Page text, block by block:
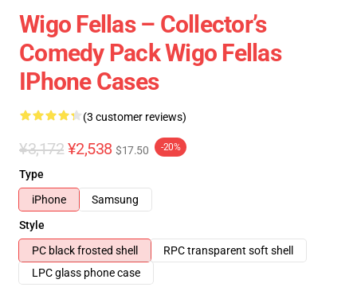
Wigo Fellas – Collector’s
Comedy Pack Wigo Fellas
IPhone Cases
(3 customer reviews)
¥3,172 ¥2,538 $17.50 -20%
Type
iPhone
Samsung
Style
PC black frosted shell
RPC transparent soft shell
LPC glass phone case